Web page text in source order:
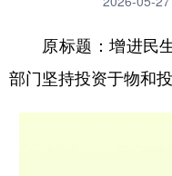
科技 科创
文化 书画
原标题：增进民
部门坚持投资于物和